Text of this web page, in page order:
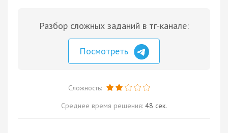
Разбор сложных заданий в тг-канале:
Посмотреть
Сложность:
Среднее время решения: 48 сек.